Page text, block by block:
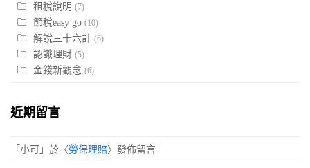
租稅說明 (7)
節稅easy go (10)
解說三十六計 (6)
認識理財 (5)
金錢新觀念 (6)
近期留言
「 小可 」於〈勞保理賠〉發佈留言